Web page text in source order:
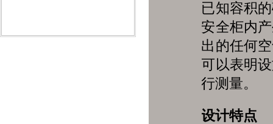
已知容积
安全柜内
出的任何
可以表明
行测量。
设计特点